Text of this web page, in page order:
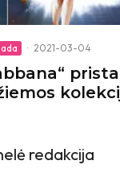
· 2021-03-04
redakcija